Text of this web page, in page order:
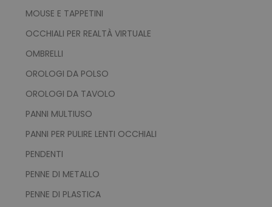
MOUSE E TAPPETINI
OCCHIALI PER REALTÀ VIRTUALE
OMBRELLI
OROLOGI DA POLSO
OROLOGI DA TAVOLO
PANNI MULTIUSO
PANNI PER PULIRE LENTI OCCHIALI
PENDENTI
PENNE DI METALLO
PENNE DI PLASTICA